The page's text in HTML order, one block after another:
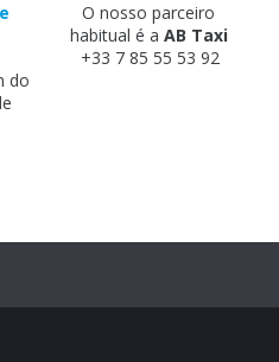
do
O nosso parceiro
habitual é a AB Taxi
+33 7 85 55 53 92